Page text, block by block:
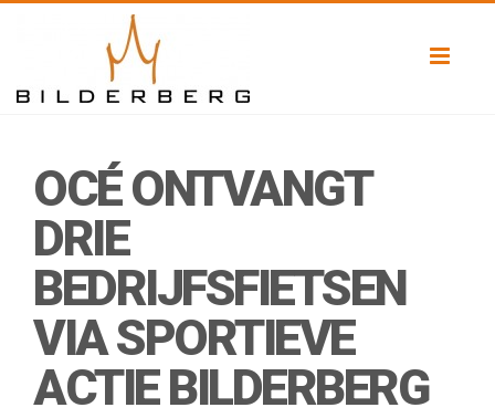
OCÉ ONTVANGT
DRIE
BEDRIJFSFIETSEN
VIA SPORTIEVE
ACTIE BILDERBERG